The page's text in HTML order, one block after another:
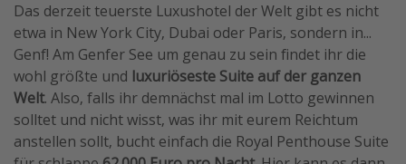
Das derzeit teuerste Luxushotel der Welt gibt es nicht
etwa in New York City, Dubai oder Paris, sondern in...
Genf! Am Genfer See um genau zu sein findet ihr die
wohl größte und luxuriöseste Suite auf der ganzen
Welt. Also, falls ihr demnächst mal im Lotto gewinnen
solltet und nicht wisst, was ihr mit eurem Reichtum
anstellen sollt, bucht einfach die Royal Penthouse Suite